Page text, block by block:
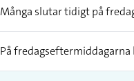
Många slutar tidigt på
På